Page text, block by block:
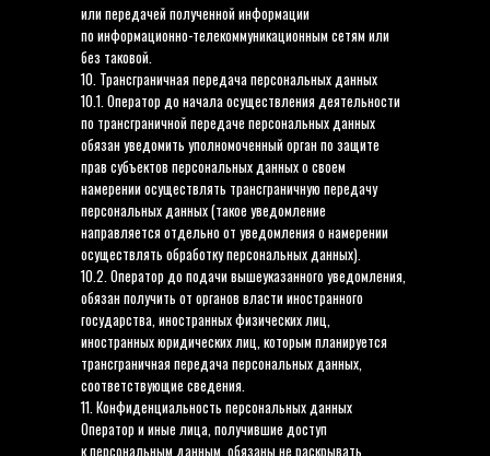
или передачей полученной информации
по информационно-телекоммуникационным сетям или
без таковой.
10. Трансграничная передача персональных данных
10.1. Оператор до начала осуществления деятельности
по трансграничной передаче персональных данных
обязан уведомить уполномоченный орган по защите
прав субъектов персональных данных о своем
намерении осуществлять трансграничную передачу
персональных данных (такое уведомление
направляется отдельно от уведомления о намерении
осуществлять обработку персональных данных).
10.2. Оператор до подачи вышеуказанного уведомления,
обязан получить от органов власти иностранного
государства, иностранных физических лиц,
иностранных юридических лиц, которым планируется
трансграничная передача персональных данных,
соответствующие сведения.
11. Конфиденциальность персональных данных
Оператор и иные лица, получившие доступ
к персональным данным, обязаны не раскрывать